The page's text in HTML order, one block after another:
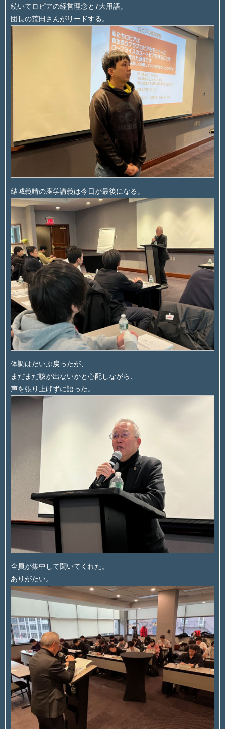
続いてロピアの経営理念と7大用語。
団長の荒田さんがリードする。
結城義晴の座学講義は今日が最後になる。
体調はだいぶ戻ったが、
まだまだ咳が出ないかと心配しながら、
声を張り上げずに語った。
全員が集中して聞いてくれた。
ありがたい。